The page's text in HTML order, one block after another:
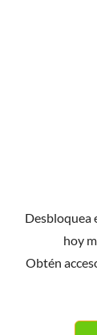
Desbloquea
hoy
Obtén